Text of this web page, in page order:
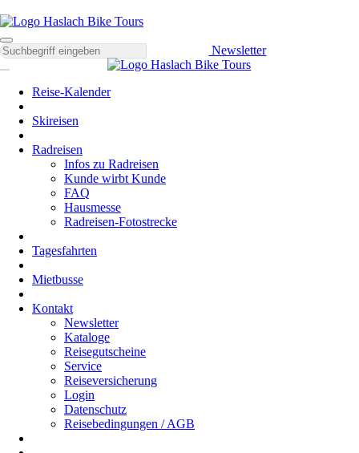
Newsletter
Reise-Kalender
Skireisen
Radreisen
Infos zu Radreisen
Kunde wirbt Kunde
FAQ
Hausmesse
Radreisen-Fotostrecke
Tagesfahrten
Mietbusse
Kontakt
Newsletter
Kataloge
Reisegutscheine
Service
Reiseversicherung
Login
Datenschutz
Reisebedingungen / AGB